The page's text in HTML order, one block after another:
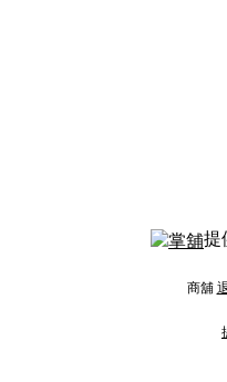
提
商舖